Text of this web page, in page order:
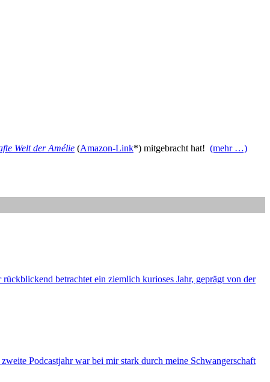
Welt der Amélie (Amazon-Link*) mitgebracht hat! (mehr …)
betrachtet ein ziemlich kurioses Jahr, geprägt von der
Podcastjahr war bei mir stark durch meine Schwangerschaft